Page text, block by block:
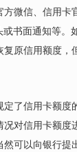
微信、信用卡
书面通知等。
复原信用额度，
了信用卡额度
对信用卡额度
然可以向银行提